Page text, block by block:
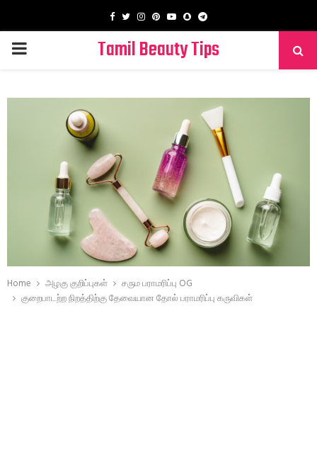
Facebook
TwitterInstagram
PinterestYoutube
SnapchatTelegram
PRIMARY
Tamil Beauty Tips
Home அழகு குறிப்புகள்
சரும பராமரிப்பு OG
குறைபாடற்ற நிறத்திற்கு தேவையான தோல் பராமரிப்பு கருவிகள்